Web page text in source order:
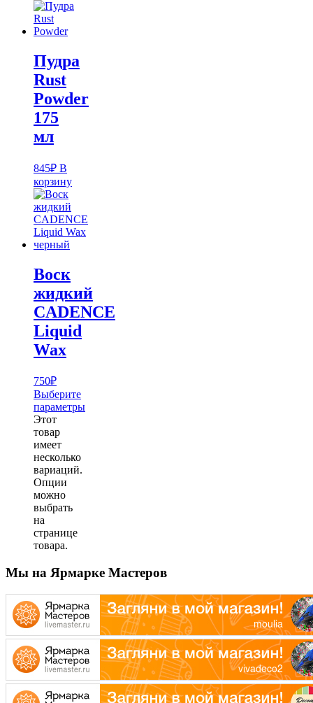
Пудра
Rust
Powder
175
мл
845₽ В
корзину
Воск
жидкий
CADENCE
Liquid
Wax
750₽
Выберите
параметры
Этот
товар
имеет
несколько
вариаций.
Опции
можно
выбрать
на
странице
товара.
Мы на Ярмарке Мастеров